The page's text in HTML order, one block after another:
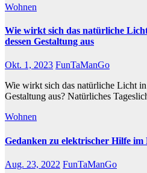
Wohnen
Wie wirkt sich das natürliche
dessen Gestaltung aus
Okt. 1, 2023 FunTaManGo
Wie wirkt sich das natürliche Licht
Gestaltung aus? Natürliches
Wohnen
Gedanken zu elektrischer Hilfe im
Aug. 23, 2022 FunTaManGo